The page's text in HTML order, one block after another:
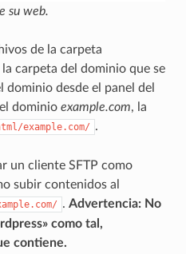
su web.
de la carpeta
carpeta del dominio que se
dominio desde el panel del
dominio example.com, la
example.com/ .
un cliente SFTP como
subir contenidos al
. Advertencia: No
como tal,
contiene.